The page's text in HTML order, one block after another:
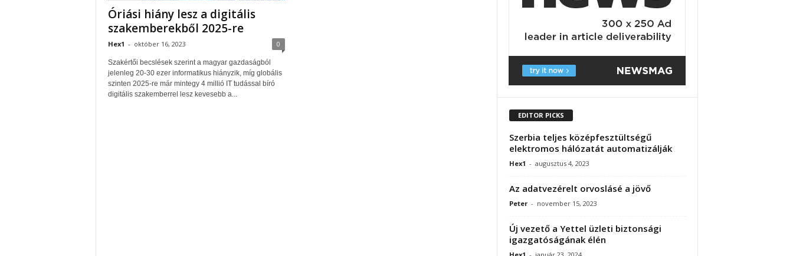
Óriási hiány lesz a digitális
szakemberekből 2025-re
Hex1 - október 16, 2023 0
Szakértői becslések szerint a magyar gazdaságból
jelenleg 20-30 ezer informatikus hiányzik, míg globális
szinten 2025-re már mintegy 4 millió IT tudással bíró
digitális szakemberrel lesz kevesebb a...
EDITOR PICKS
Szerbia teljes középfesztültségű
elektromos hálózatát automatizálják
Hex1 - augusztus 4, 2023
Az adatvezérelt orvoslásé a jövő
Peter - november 15, 2023
Új vezető a Yettel üzleti biztonsági
igazgatóságának élén